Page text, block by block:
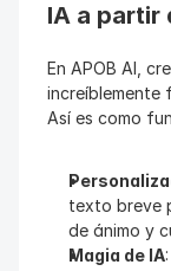
IA a partir
En APOB AI,
increíblemente
Así es como
texto breve
de ánimo y
Magia de IA